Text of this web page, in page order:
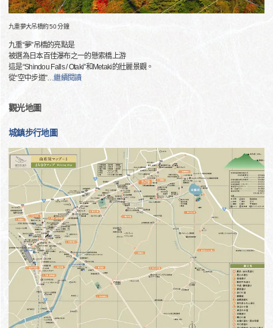
九重夢大吊橋約 50 分鐘
九重“夢”吊橋的亮點是
被選為日本百佳瀑布之一的懸索橋上游
這是“Shindou Falls / Otaki”和Metaki的壯麗景觀。
從“空中步道”…繼續閱讀
觀光地圖
城鎮步行地圖